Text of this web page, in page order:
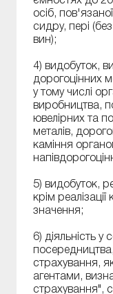
осіб,
сидру, пері
вин);
4) видобуток,
дорогоцінних
у тому числі
виробництва,
ювелірних та
металів,
каміння
5) видобуток,
крім
значення;
6) діяльність у
посередництва,
страхування,
агентами,
страхування",